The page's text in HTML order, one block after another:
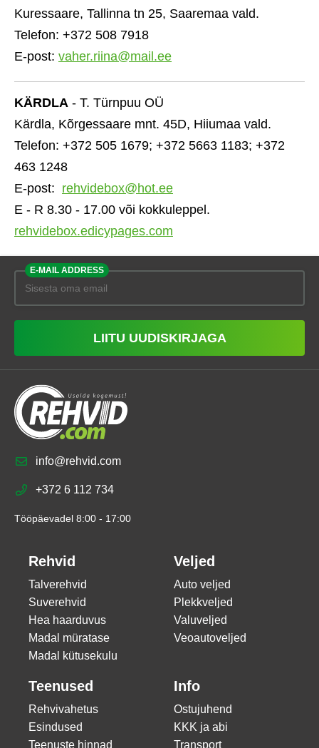
Kuressaare, Tallinna tn 25, Saaremaa vald.
Telefon: +372 508 7918
E-post: vaher.riina@mail.ee
KÄRDLA - T. Türnpuu OÜ
Kärdla, Kõrgessaare mnt. 45D, Hiiumaa vald.
Telefon: +372 505 1679; +372 5663 1183; +372
463 1248
E-post: rehvidebox@hot.ee
E - R 8.30 - 17.00 või kokkuleppel.
rehvidebox.edicypages.com
E-MAIL ADDRESS
LIITU UUDISKIRJAGA
info@rehvid.com
+372 6 112 734
Tööpäevadel 8:00 - 17:00
Rehvid
Talverehvid
Suverehvid
Hea haarduvus
Madal müratase
Madal kütusekulu
Veljed
Auto veljed
Plekkveljed
Valuveljed
Veoautoveljed
Teenused
Rehvivahetus
Esindused
Teenuste hinnad
Info
Ostujuhend
KKK ja abi
Transport